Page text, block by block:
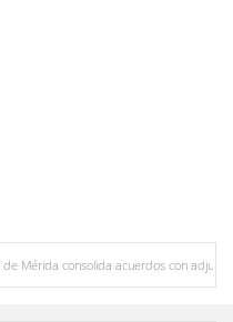
acuerdos con adjudicatarios del